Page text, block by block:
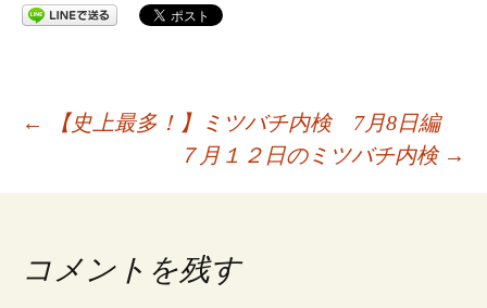
投
稿
ナ
←
【史上最多！】ミツバチ内検 7月8日編
７月１２日のミツバチ内検 →
コメントを残す